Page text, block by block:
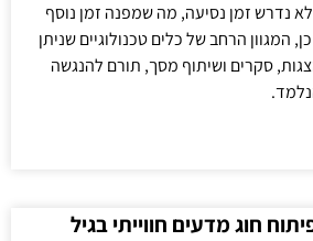
נדרש זמן נסיעה, מה שמפנה זמן נוסף
המגוון הרחב של כלים טכנולוגיים שניתן
סקרים ושיתוף מסך, תורם להנגשה
חוג מדעים חווייתי בגיל